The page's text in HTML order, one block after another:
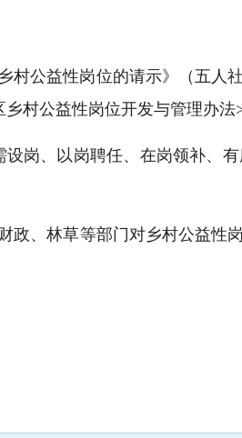
村公益性岗位的请示》（五人
村公益性岗位开发与管理办
岗、以岗聘任、在岗领补、
政、林草等部门对乡村公益性